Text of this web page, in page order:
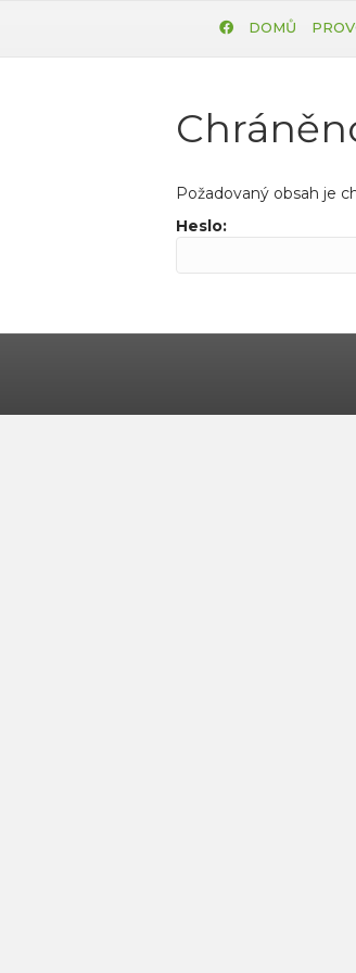
DOMŮ
Požadovaný obsah je
Heslo: